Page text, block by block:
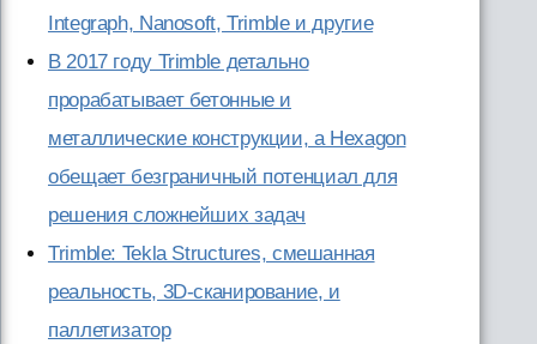
Integraph, Nanosoft, Trimble и другие
В 2017 году Trimble детально
прорабатывает бетонные и
металлические конструкции, а Hexagon
обещает безграничный потенциал для
решения сложнейших задач
Trimble: Tekla Structures, смешанная
реальность, 3D-сканирование, и
паллетизатор